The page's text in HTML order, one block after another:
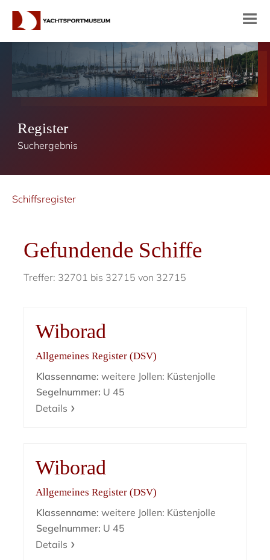
Register
Suchergebnis
Schiffsregister
Gefundende Schiffe
Treffer: 32701 bis 32715 von 32715
Wiborad
Allgemeines Register (DSV)
Klassenname: weitere Jollen: Küstenjolle
Segelnummer: U 45
Details
Wiborad
Allgemeines Register (DSV)
Klassenname: weitere Jollen: Küstenjolle
Segelnummer: U 45
Details